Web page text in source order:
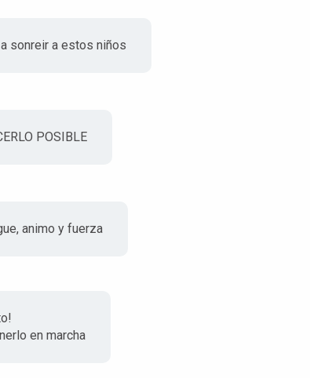
sonreir a estos niños
POSIBLE
animo y fuerza
en marcha